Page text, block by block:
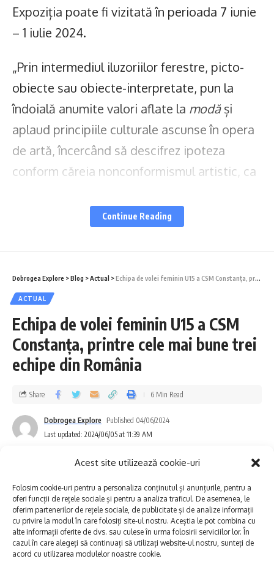
Acest site utilizează cookie-uri
Folosim cookie-uri pentru a personaliza conținutul și anunțurile, pentru a
oferi funcții de rețele sociale și pentru a analiza traficul. De asemenea, le
oferim partenerilor de rețele sociale, de publicitate și de analize informații
cu privire la modul în care folosiți site-ul nostru. Aceștia le pot combina cu
alte informații oferite de dvs. sau culese în urma folosirii serviciilor lor. În
cazul în care alegeți să continuați să utilizați website-ul nostru, sunteți de
acord cu utilizarea modulelor noastre cookie.
Expoziția poate fi vizitată în perioada 7 iunie
– 1 iulie 2024.
„Prin intermediul iluzoriilor ferestre, picto-
obiecte sau obiecte-interpretate, pun la
îndoială anumite valori aflate la modăși
aplaud principiile culturale ascunse în opera
de artă, încercând să descifrez ipoteza
conform căreia nonconformismul artistic, ca
armonie spirituală mascată și nu frivolă.
de masă, comună, permisivă, general
valabilă și unde se confundă acceptarea față
de cei care au neajunsuri cu acceptarea față
de cei care produc neajunsuri. Filotinia nu
este simililară cu încurajarea necondiționată,
ci o investiție în cei fără șansă care
demonstrează dorința de evoluție bazată pe
muncă. Este și face trimitere la studiu,
chibzuință, introspecție, documentare,
raportare, neliniște creatoare și inteligență
plastică.
Continue Reading
Dobrogea Explore >Blog >Actual >Echipa de volei feminin U15 a CSM Constanța, printre cele mai bune trei echipe din România
ACTUAL
Echipa de volei feminin U15 a CSM
Constanța, printre cele mai bune trei
echipe din România
Last updated: 2024/06/05 at 11:39 AM
Dobrogea Explore Published 04/06/2024
Share 6 Min Read